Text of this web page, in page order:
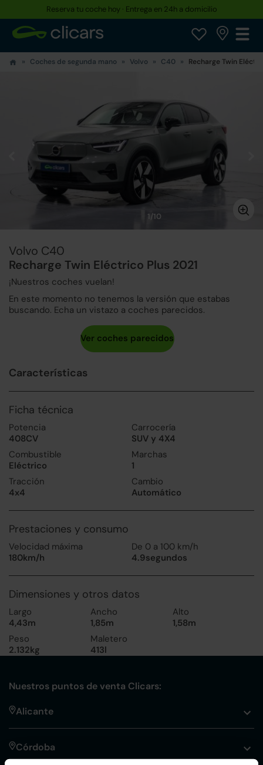
Reserva tu coche hoy · Entrega en 24h a domicilio
Coches de segunda mano Volvo C40 Recharge Twin
1/10
Volvo C40
Recharge Twin Eléctrico Plus 2021
¡Nuestros coches vuelan!
En este momento no tenemos la versión que estabas
buscando. Echa un vistazo a coches parecidos.
Características
Ficha técnica
Potencia
408CV
Carrocería
SUV y 4X4
Combustible
Eléctrico
Marchas
1
Tracción
4x4
Cambio
Automático
Prestaciones y consumo
Velocidad máxima
180km/h
De 0 a 100 km/h
4.9segundos
Dimensiones y otros datos
Largo
4,43m
Ancho
1,85m
Alto
1,58m
Peso
2.132kg
Maletero
413l
Nuestros puntos de venta Clicars:
Alicante
Córdoba